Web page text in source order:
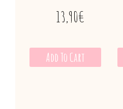
13,90€
Add To Cart